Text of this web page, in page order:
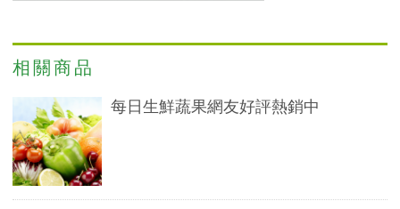
相關商品
每日生鮮蔬果網友好評熱銷中